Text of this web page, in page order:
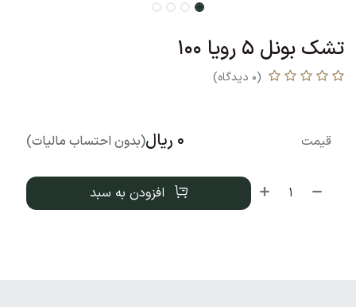
تشک بونل 5 رویا 100
(0 دیدگاه)
افزودن به سبد
قیمت 0 ریال(بدون احتساب مالیات)